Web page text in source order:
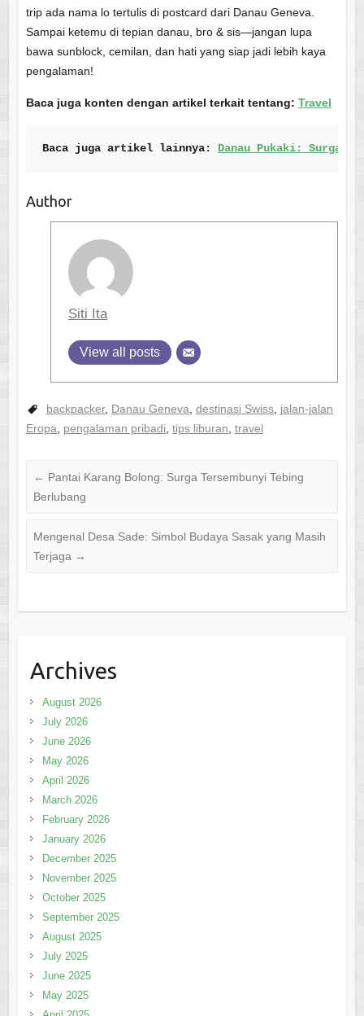
trip ada nama lo tertulis di postcard dari Danau Geneva.
Sampai ketemu di tepian danau, bro & sis—jangan lupa
bawa sunblock, cemilan, dan hati yang siap jadi lebih kaya
pengalaman!
Baca juga konten dengan artikel terkait tentang: Travel
Baca juga artikel lainnya: Danau Pukaki: Surga
Author
Siti Ita
View all posts
backpacker, Danau Geneva destinasi Swiss, jalan-jalan
Eropa
pengalaman pribadi tips liburan travel
← Pantai Karang Bolong: Surga Tersembunyi Tebing
Berlubang
Mengenal Desa Sade: Simbol Budaya Sasak yang Masih
Terjaga →
Archives
August 2026
July 2026
June 2026
May 2026
April 2026
March 2026
February 2026
January 2026
December 2025
November 2025
October 2025
September 2025
August 2025
July 2025
June 2025
May 2025